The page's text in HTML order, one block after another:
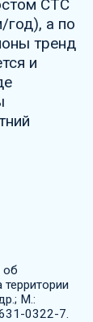
СТС
год), а по
тренд
и
об
М.:
0322-7.